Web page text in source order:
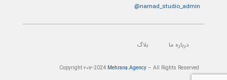
namad_studio_admin@
درباره ما بلاگ
Copyright ۲۰۱۲-2024 Mehrana.Agency – All Rights Reserved